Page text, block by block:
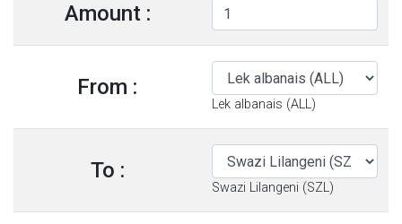
Amount :
From :
Lek albanais (ALL)
To :
Swazi Lilangeni (SZL)